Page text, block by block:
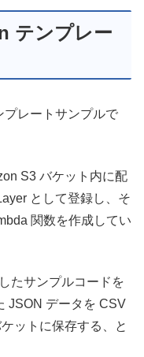
テンプレー
プレートサンプルで
S3 バケット内に配
として登録し、そ
関数を作成してい
たサンプルコードを
JSON データを CSV
ットに保存する、と